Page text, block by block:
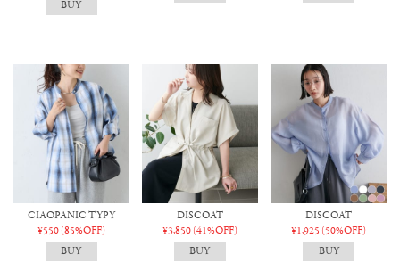
CIAOPANIC TYPY
¥550 (85%OFF)
DISCOAT
¥3,850 (41%OFF)
DISCOAT
¥1,925 (50%OFF)